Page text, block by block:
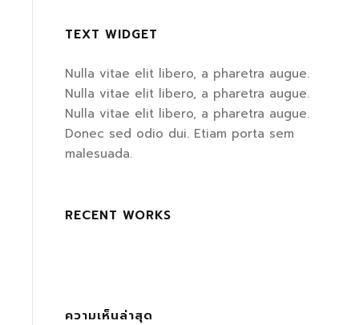
TEXT WIDGET
Nulla vitae elit libero, a pharetra augue.
Nulla vitae elit libero, a pharetra augue.
Nulla vitae elit libero, a pharetra augue.
Donec sed odio dui. Etiam porta sem
malesuada.
RECENT WORKS
ความเห็นล่าสุด